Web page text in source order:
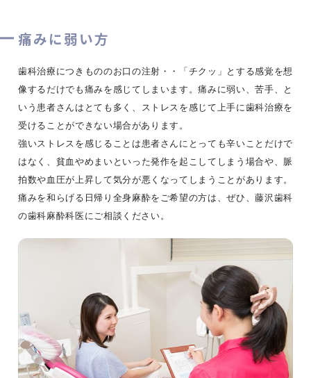
痛みに弱い方
歯科治療につきもののお口の注射・・「チクッ」とする感覚を想
像するだけでも痛みを感じてしまいます。痛みに弱い、苦手、と
いう患者さんはとても多く、ストレスを感じて上手に歯科治療を
受けることができない場合があります。
強いストレスを感じることは患者さんにとっても辛いことだけで
はなく、貧血やめまいといった発作を起こしてしまう場合や、脈
拍数や血圧が上昇して気分が悪くなってしまうことがあります。
痛みを和らげる日帰り全身麻酔をご希望の方は、ぜひ、藤沢歯科
の歯科麻酔科医にご相談ください。